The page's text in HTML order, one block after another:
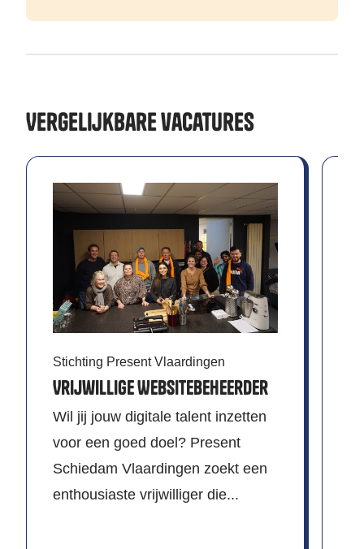
Vergelijkbare vacatures
Stichting Present Vlaardingen
Vrijwillige Websitebeheerder
Wil jij jouw digitale talent inzetten
voor een goed doel? Present
Schiedam Vlaardingen zoekt een
enthousiaste vrijwilliger die...